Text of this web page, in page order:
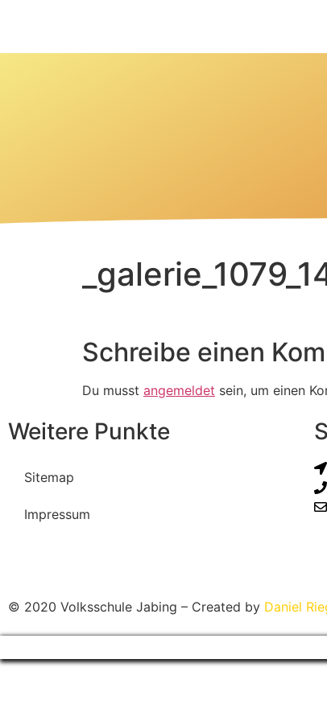
Schreibe einen
Du musst angemeldet sein, um einen
Weitere Punkte
Sitemap
Impressum
© 2020 Volksschule Jabing – Created by Daniel